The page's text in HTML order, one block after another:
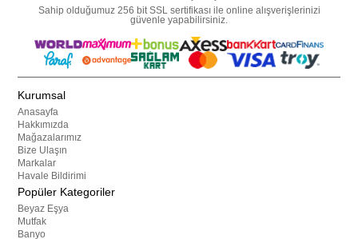
Sahip olduğumuz 256 bit SSL sertifikası ile online alışverişlerinizi
güvenle yapabilirsiniz.
Kurumsal
Anasayfa
Hakkımızda
Mağazalarımız
Bize Ulaşın
Markalar
Havale Bildirimi
Popüler Kategoriler
Beyaz Eşya
Mutfak
Banyo